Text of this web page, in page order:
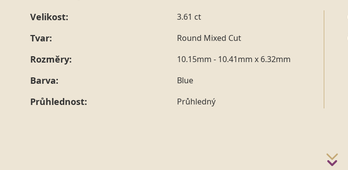
Velikost: 3.61 ct
Tvar: Round Mixed Cut
Rozměry: 10.15mm - 10.41mm x 6.32mm
Barva: Blue
Průhlednost: Průhledný